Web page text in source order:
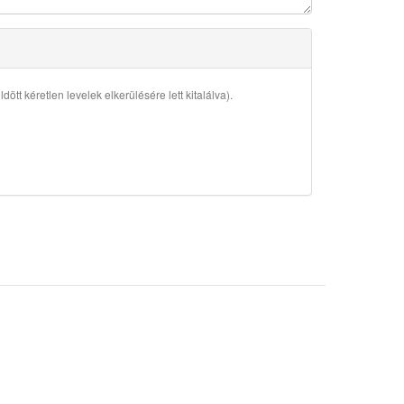
kéretlen levelek elkerülésére lett kitalálva).